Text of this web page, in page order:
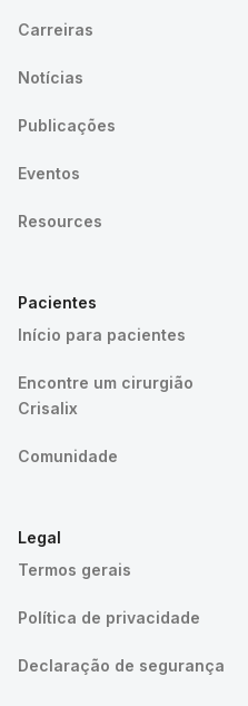
Carreiras
Notícias
Publicações
Eventos
Resources
Pacientes
Início para pacientes
Encontre um cirurgião
Crisalix
Comunidade
Legal
Termos gerais
Política de privacidade
Declaração de segurança